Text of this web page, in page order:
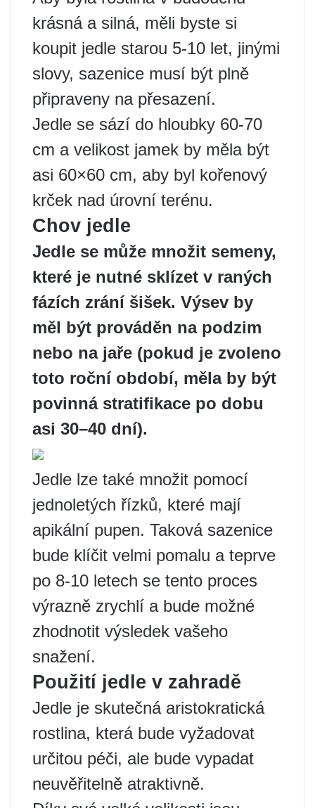
krásná a silná, měli byste si
koupit jedle starou 5-10 let, jinými
slovy, sazenice musí být plně
připraveny na přesazení.
Jedle se sází do hloubky 60-70
cm a velikost jamek by měla být
asi 60×60 cm, aby byl kořenový
krček nad úrovní terénu.
Chov jedle
Jedle se může množit semeny,
které je nutné sklízet v raných
fázích zrání šišek. Výsev by
měl být prováděn na podzim
nebo na jaře (pokud je zvoleno
toto roční období, měla by být
povinná stratifikace po dobu
asi 30–40 dní).
Jedle lze také množit pomocí
jednoletých řízků, které mají
apikální pupen. Taková sazenice
bude klíčit velmi pomalu a teprve
po 8-10 letech se tento proces
výrazně zrychlí a bude možné
zhodnotit výsledek vašeho
snažení.
Použití jedle v zahradě
Jedle je skutečná aristokratická
rostlina, která bude vyžadovat
určitou péči, ale bude vypadat
neuvěřitelně atraktivně.